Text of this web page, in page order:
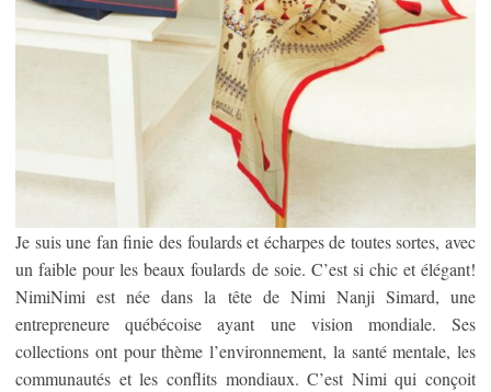
Je suis une fan finie des foulards et écharpes de toutes sortes, avec
un faible pour les beaux foulards de soie. C’est si chic et élégant!
NimiNimi est née dans la tête de Nimi Nanji Simard, une
entrepreneure québécoise ayant une vision mondiale. Ses
collections ont pour thème l’environnement, la santé mentale, les
communautés et les conflits mondiaux. C’est Nimi qui conçoit